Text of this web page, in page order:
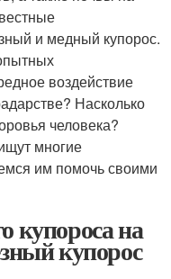
и медный купорос.
воздействие
Насколько
человека?
многие
им помочь своими
купороса на
купорос